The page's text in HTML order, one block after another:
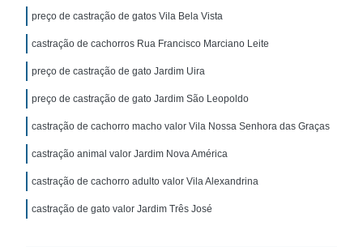
preço de castração de gatos Vila Bela Vista
castração de cachorros Rua Francisco Marciano Leite
preço de castração de gato Jardim Uira
preço de castração de gato Jardim São Leopoldo
castração de cachorro macho valor Vila Nossa Senhora das Graças
castração animal valor Jardim Nova América
castração de cachorro adulto valor Vila Alexandrina
castração de gato valor Jardim Três José